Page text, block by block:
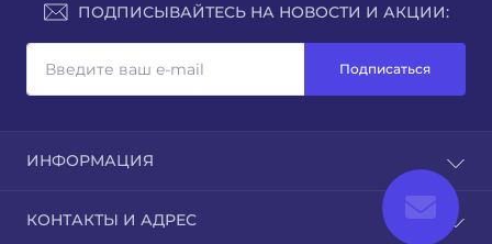
ПОДПИСЫВАЙТЕСЬ НА НОВОСТИ И АКЦИИ:
Подписаться
ИНФОРМАЦИЯ
Доставка
КОНТАКТЫ И АДРЕС